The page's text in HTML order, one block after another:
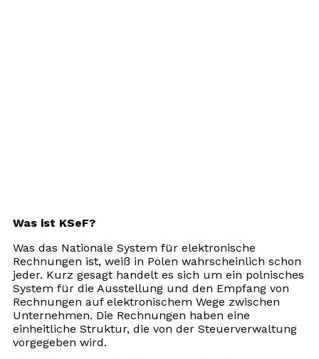
Was ist KSeF?
Was das Nationale System für elektronische
Rechnungen ist, weiß in Polen wahrscheinlich schon
jeder. Kurz gesagt handelt es sich um ein polnisches
System für die Ausstellung und den Empfang von
Rechnungen auf elektronischem Wege zwischen
Unternehmen. Die Rechnungen haben eine
einheitliche Struktur, die von der Steuerverwaltung
vorgegeben wird.